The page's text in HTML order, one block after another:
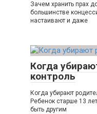
Зачем хранить прах
большинстве
настаивают и даже
Когда
контроль
Когда убирают
Ребенок старше 13
быть другим